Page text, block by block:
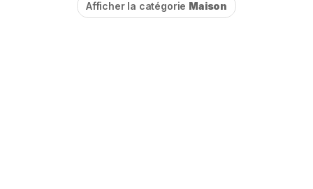
Afficher la catégorie Maison